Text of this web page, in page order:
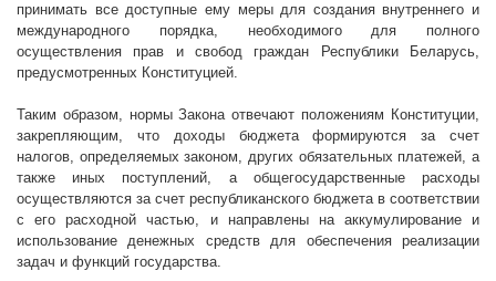
принимать все доступные ему меры для создания внутреннего и
международного порядка, необходимого для полного
осуществления прав и свобод граждан Республики Беларусь,
предусмотренных Конституцией.
Таким образом, нормы Закона отвечают положениям Конституции,
закрепляющим, что доходы бюджета формируются за счет
налогов, определяемых законом, других обязательных платежей, а
также иных поступлений, а общегосударственные расходы
осуществляются за счет республиканского бюджета в соответствии
с его расходной частью, и направлены на аккумулирование и
использование денежных средств для обеспечения реализации
задач и функций государства.